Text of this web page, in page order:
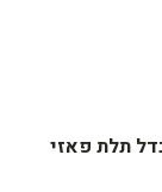
תלת פאזי